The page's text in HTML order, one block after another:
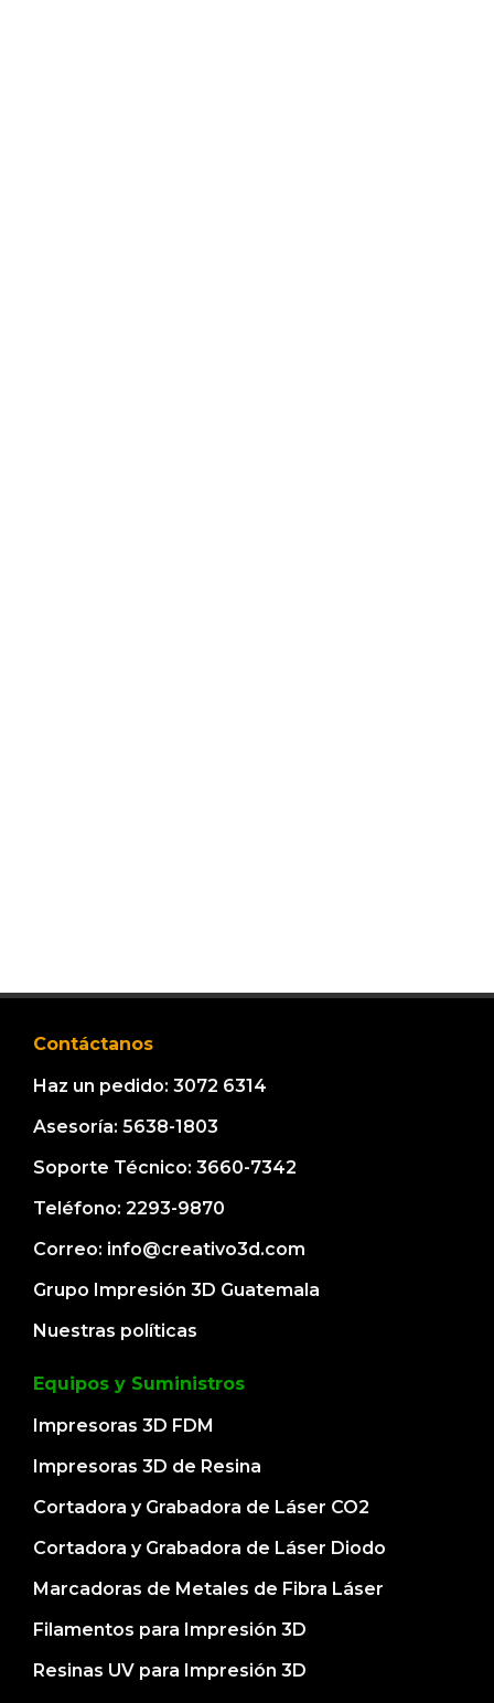
Contáctanos
Haz un pedido: 3072 6314
Asesoría: 5638-1803
Soporte Técnico: 3660-7342
Teléfono: 2293-9870
Correo: info@creativo3d.com
Grupo Impresión 3D Guatemala
Nuestras políticas
Equipos y Suministros
Impresoras 3D FDM
Impresoras 3D de Resina
Cortadora y Grabadora de Láser CO2
Cortadora y Grabadora de Láser Diodo
Marcadoras de Metales de Fibra Láser
Filamentos para Impresión 3D
Resinas UV para Impresión 3D